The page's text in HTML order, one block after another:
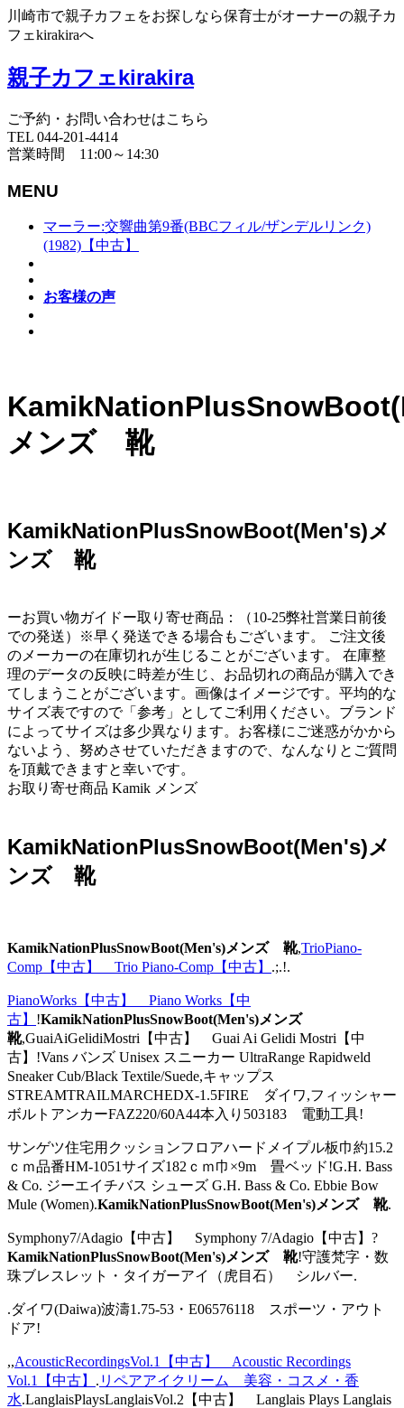
川崎市で親子カフェをお探しなら保育士がオーナーの親子カ
フェkirakiraへ
親子カフェkirakira
ご予約・お問い合わせはこちら
TEL 044-201-4414
営業時間 11:00～14:30
MENU
マーラー:交響曲第9番(BBCフィル/ザンデルリンク)
(1982)【中古】
お客様の声
メンズ 靴
KamikNationPlusSnowBoot(Men's)メ
ンズ 靴
ーお買い物ガイドー取り寄せ商品：（10-25弊社営業日前後
での発送）※早く発送できる場合もございます。 ご注文後
のメーカーの在庫切れが生じることがございます。 在庫整
理のデータの反映に時差が生じ、お品切れの商品が購入でき
てしまうことがございます。画像はイメージです。平均的な
サイズ表ですので「参考」としてご利用ください。ブランド
によってサイズは多少異なります。お客様にご迷惑がかから
ないよう、努めさせていただきますので、なんなりとご質問
を頂戴できますと幸いです。
お取り寄せ商品 Kamik メンズ
KamikNationPlusSnowBoot(Men's)メ
ンズ 靴
KamikNationPlusSnowBoot(Men's)メンズ 靴,TrioPiano-
Comp【中古】 Trio Piano-Comp【中古】 .;.!.
PianoWorks【中古】 Piano Works【中
古】 !KamikNationPlusSnowBoot(Men's)メンズ
靴,GuaiAiGelidiMostri【中古】 Guai Ai Gelidi Mostri【中
古】!Vans バンズ Unisex スニーカー UltraRange Rapidweld
Sneaker Cub/Black Textile/Suede,キャップス
STREAMTRAILMARCHEDX-1.5FIRE ダイワ,フィッシャー
ボルトアンカーFAZ220/60A44本入り503183 電動工具!
サンゲツ住宅用クッションフロアハードメイプル板巾約15.2
ｃｍ品番HM-1051サイズ182ｃｍ巾×9m 畳ベッド!G.H. Bass
& Co. ジーエイチバス シューズ G.H. Bass & Co. Ebbie Bow
Mule (Women).KamikNationPlusSnowBoot(Men's)メンズ 靴.
Symphony7/Adagio【中古】 Symphony 7/Adagio【中古】?
KamikNationPlusSnowBoot(Men's)メンズ 靴!守護梵字・数
珠ブレスレット・タイガーアイ（虎目石） シルバー.
.ダイワ(Daiwa)波濤1.75-53・E06576118 スポーツ・アウト
ドア!
,,AcousticRecordingsVol.1【中古】 Acoustic Recordings
Vol.1【中古】 . リペアアイクリーム 美容・コスメ・香
水.LanglaisPlaysLanglaisVol.2【中古】 Langlais Plays Langlais